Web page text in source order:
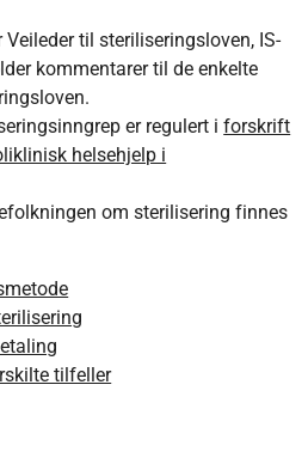
til steriliseringsloven, IS-
kommentarer til de enkelte
er regulert iforskrift
helsehjelp i
om sterilisering finnes
tilfeller